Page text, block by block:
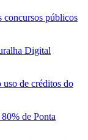
concursos públicos
Digital
de créditos do
de Ponta